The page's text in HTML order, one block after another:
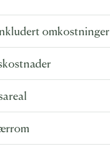
omkostninger